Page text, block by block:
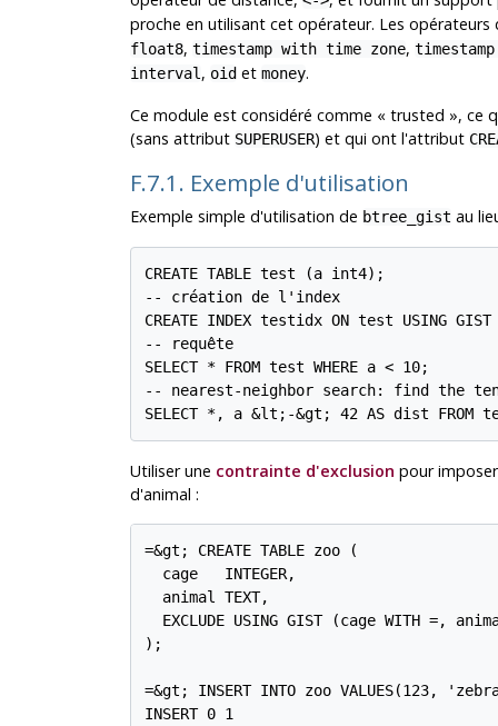
proche en utilisant cet opérateur. Les
float8, timestamp with time zone,
interval, oidet money.
Ce module est considéré comme « trusted », ce
(sans attribut SUPERUSER) et qui ont l'attribut
F.7.1. Exemple d'utilisation
Exemple simple d'utilisation de btree_gist au
CREATE TABLE test (a int4);
-- création de l'index
CREATE INDEX testidx ON test USING
-- requête
SELECT * FROM test WHERE a < 10;
-- nearest-neighbor search: find the
Utiliser une contrainte d'exclusion pour
d'animal :
=&gt; CREATE TABLE zoo (
  cage   INTEGER,
  animal TEXT,
EXCLUDE USING GIST (cage WITH =,
);
=&gt; INSERT INTO zoo VALUES(123,
INSERT 0 1